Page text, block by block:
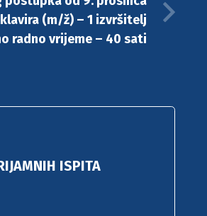
(m/ž) – 1 izvršitelj
radno vrijeme – 40 sati
ISPITA